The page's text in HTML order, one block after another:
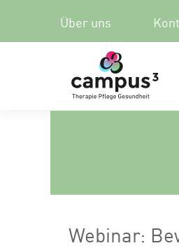
Über uns
Webinar: